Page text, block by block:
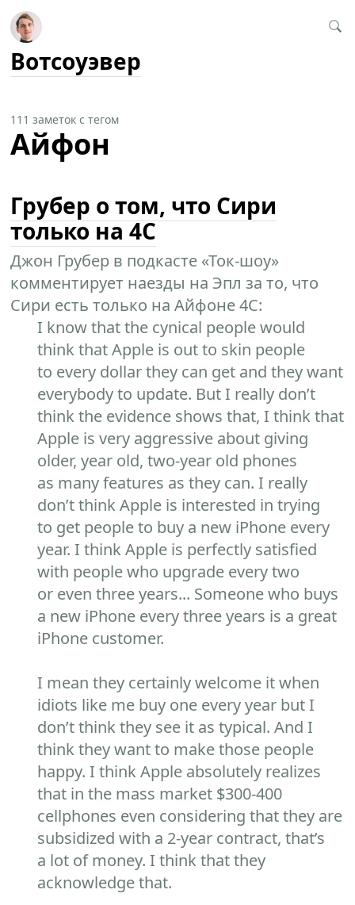
Вотсоуэвер
111 заметок с тегом
Айфон
Грубер о том, что Сири
только на 4С
Джон Грубер в подкасте «Ток-шоу»
комментирует наезды на Эпл за то, что
Сири есть только на Айфоне 4С:
I know that the cynical people would
think that Apple is out to skin people
to every dollar they can get and they want
everybody to update. But I really don’t
think the evidence shows that, I think that
Apple is very aggressive about giving
older, year old, two-year old phones
as many features as they can. I really
don’t think Apple is interested in trying
to get people to buy a new iPhone every
year. I think Apple is perfectly satisfied
with people who upgrade every two
or even three years... Someone who buys
a new iPhone every three years is a great
iPhone customer.
I mean they certainly welcome it when
idiots like me buy one every year but I
don’t think they see it as typical. And I
think they want to make those people
happy. I think Apple absolutely realizes
that in the mass market $300-400
cellphones even considering that they are
subsidized with a 2-year contract, that’s
a lot of money. I think that they
acknowledge that.